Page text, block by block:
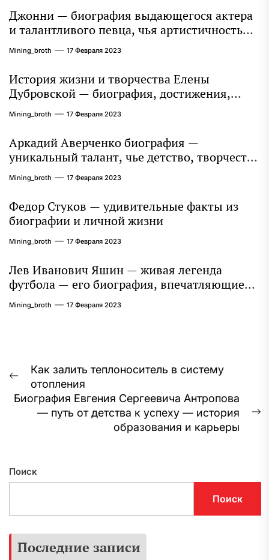
Джонни — биография выдающегося актера
и талантливого певца, чья артистичность
захватывает миллионы сердец
Mining_broth 17 Февраля 2023
История жизни и творчества Елены
Дубровской — биография, достижения,
интересные факты
Mining_broth 17 Февраля 2023
Аркадий Аверченко биография —
уникальный талант, чье детство, творчество
и литературное наследие продолжают
восхищать миллионы
Mining_broth 17 Февраля 2023
Федор Стуков — удивительные факты из
биографии и личной жизни
Mining_broth 17 Февраля 2023
Лев Иванович Яшин — живая легенда
футбола — его биография, впечатляющие
достижения и интересная личная жизнь
Mining_broth 17 Февраля 2023
Навигация
по
записям
Предыдущая
запись:
Как залить теплоноситель в систему
отопления
Биография Евгения Сергеевича Антропова
— путь от детства к успеху — история
образования и карьеры
Поиск
Поиск
Последние записи